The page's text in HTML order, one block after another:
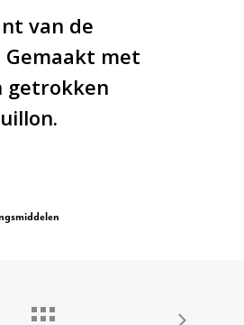
van de
Gemaakt met
getrokken
Home
Ambities